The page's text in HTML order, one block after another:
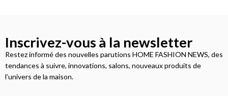
Inscrivez-vous à la newsletter
Restez informé des nouvelles parutions HOME FASHION NEWS, des
tendances à suivre, innovations, salons, nouveaux produits de
l’univers de la maison.